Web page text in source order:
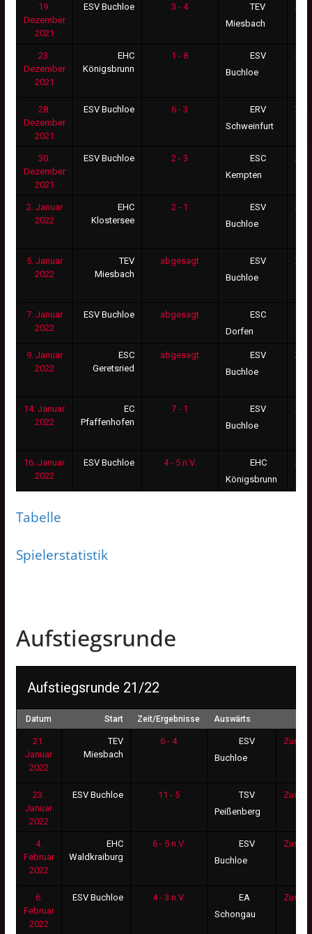
19.
Dezember
2021
ESV Buchloe 3 - 4
TEV
Miesbach
23.
Dezember
2021
EHC
Königsbrunn
1 - 8
ESV
Buchloe
28.
Dezember
2021
ESV Buchloe 6 - 3
ERV
Schweinfurt
30.
Dezember
2021
ESV Buchloe 2 - 3
ESC
Kempten
2. Januar
2022
EHC
Klostersee
2 - 1
ESV
Buchloe
5. Januar
2022
TEV
Miesbach
abgesagt
ESV
Buchloe
7. Januar
2022
ESV Buchloe abgesagt
ESC
Dorfen
9. Januar
2022
ESC
Geretsried
abgesagt
ESV
Buchloe
14. Januar
2022
EC
Pfaffenhofen
7 - 1
ESV
Buchloe
16. Januar
2022
ESV Buchloe 4 - 5 n.V.
EHC
Königsbrunn
Tabelle
Spielerstatistik
Aufstiegsrunde
Aufstiegsrunde 21/22
Datum Start Zeit/Ergebnisse Auswärts
21.
Januar
2022
TEV
Miesbach
6 - 4
ESV
Buchloe
23.
Januar
2022
ESV Buchloe 11 - 5
TSV
Peißenberg
4.
Februar
2022
EHC
Waldkraiburg
6 - 5 n.V.
ESV
Buchloe
6.
Februar
2022
ESV Buchloe 4 - 3 n.V.
EA
Schongau